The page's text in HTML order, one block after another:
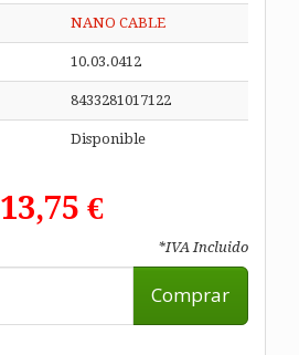
NANO CABLE
10.03.0412
8433281017122
Disponible
13,75 €
*IVA Incluido
Comprar